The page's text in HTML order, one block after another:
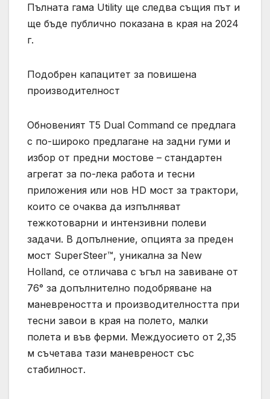
Пълната гама Utility ще следва същия път и
ще бъде публично показана в края на 2024
г.
Подобрен капацитет за повишена
производителност
Обновеният T5 Dual Command се предлага
с по-широко предлагане на задни гуми и
избор от предни мостове – стандартен
агрегат за по-лека работа и тесни
приложения или нов HD мост за трактори,
които се очаква да изпълняват
тежкотоварни и интензивни полеви
задачи. В допълнение, опцията за преден
мост SuperSteer™, уникална за New
Holland, се отличава с ъгъл на завиване от
76° за допълнително подобряване на
маневреността и производителността при
тесни завои в края на полето, малки
полета и във ферми. Междуосието от 2,35
м съчетава тази маневреност със
стабилност.